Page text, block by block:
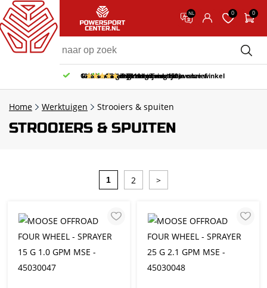
NL 0 0
Gratis afhalen & retourneren in onze winkel
Gratis bezorgd v.a. 150,-
30 dagen bedenktijd
10% korting bij inschrijving nieuwsbrief
9.5/10 (65 reviews)
Home Werktuigen Strooiers & spuiten
STROOIERS & SPUITEN
1 2 >